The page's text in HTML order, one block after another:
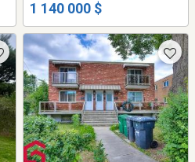
1 140 000 $